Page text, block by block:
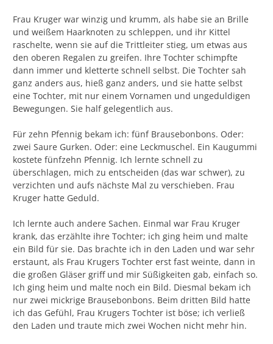
Frau Kruger war winzig und krumm, als habe sie an Brille
und weißem Haarknoten zu schleppen, und ihr Kittel
raschelte, wenn sie auf die Trittleiter stieg, um etwas aus
den oberen Regalen zu greifen. Ihre Tochter schimpfte
dann immer und kletterte schnell selbst. Die Tochter sah
ganz anders aus, hieß ganz anders, und sie hatte selbst
eine Tochter, mit nur einem Vornamen und ungeduldigen
Bewegungen. Sie half gelegentlich aus.
Für zehn Pfennig bekam ich: fünf Brausebonbons. Oder:
zwei Saure Gurken. Oder: eine Leckmuschel. Ein Kaugummi
kostete fünfzehn Pfennig. Ich lernte schnell zu
überschlagen, mich zu entscheiden (das war schwer), zu
verzichten und aufs nächste Mal zu verschieben. Frau
Kruger hatte Geduld.
Ich lernte auch andere Sachen. Einmal war Frau Kruger
krank, das erzählte ihre Tochter; ich ging heim und malte
ein Bild für sie. Das brachte ich in den Laden und war sehr
erstaunt, als Frau Krugers Tochter erst fast weinte, dann in
die großen Gläser griff und mir Süßigkeiten gab, einfach so.
Ich ging heim und malte noch ein Bild. Diesmal bekam ich
nur zwei mickrige Brausebonbons. Beim dritten Bild hatte
ich das Gefühl, Frau Krugers Tochter ist böse; ich verließ
den Laden und traute mich zwei Wochen nicht mehr hin.